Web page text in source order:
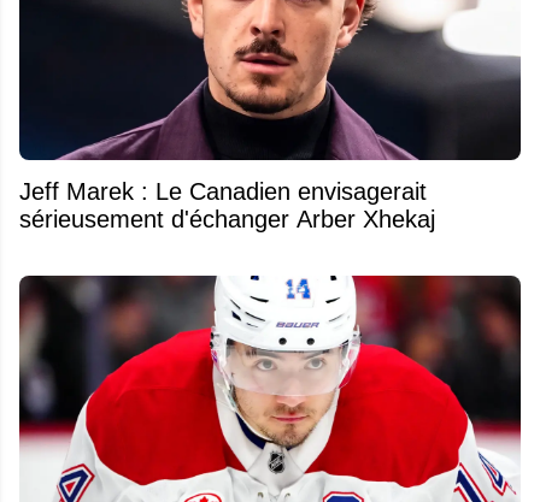
Jeff Marek : Le Canadien envisagerait
sérieusement d'échanger Arber Xhekaj